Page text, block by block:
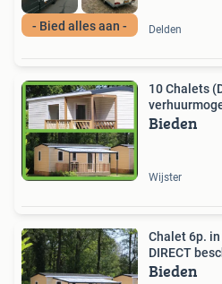
- Bied alles aan - Delden
10 Chalets
Bieden
Wijster
Chalet 6p.
DIRECT
Bieden